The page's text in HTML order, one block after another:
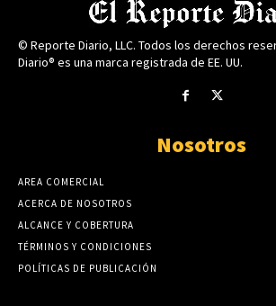
© Reporte Diario, LLC. Todos los derechos
Diario® es una marca registrada de EE. UU.
Nosotros
AREA COMERCIAL
ACERCA DE NOSOTROS
ALCANCE Y COBERTURA
TÉRMINOS Y CONDICIONES
POLÍTICAS DE PUBLICACIÓN